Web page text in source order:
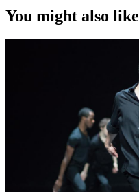
You might also like